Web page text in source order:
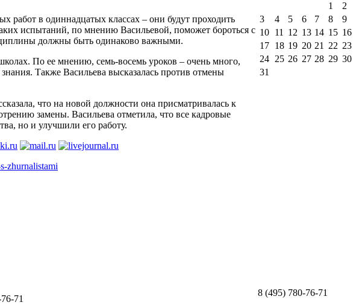
работ в одиннадцатых классах – они будут проходить
испытаний, по мнению Васильевой, поможет бороться с
должны быть одинаково важными.
По ее мнению, семь-восемь уроков – очень много,
Также Васильева высказалась против отмены
что на новой должности она присматривалась к
замены. Васильева отметила, что все кадровые
но и улучшили его работу.
zhurnalistami
1
2
3
4 5 6 7 8
9
10 11 12 13 14 15 16
17 18 19 20 21 22 23
24 25 26 27 28 29 30
31
71
8 (495) 780-76-71